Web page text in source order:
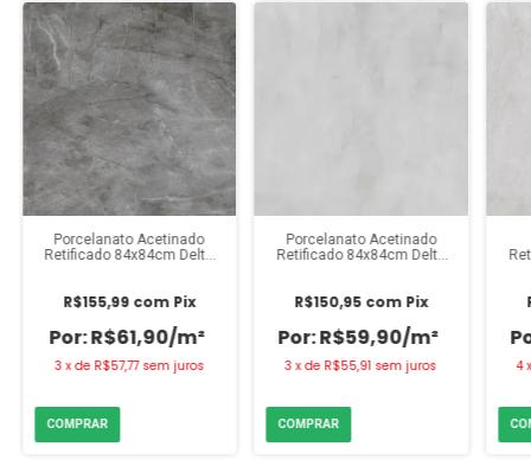
Porcelanato Acetinado
Retificado 84x84cm Delta
R$61,90/m²
R$155,99 com Pix
3 xde R$57,77 sem juros
Porcelanato Acetinado
Retificado 84x84cm Delta
R$59,90/m²
R$150,95 com Pix
3 xde R$55,91 sem juros 4